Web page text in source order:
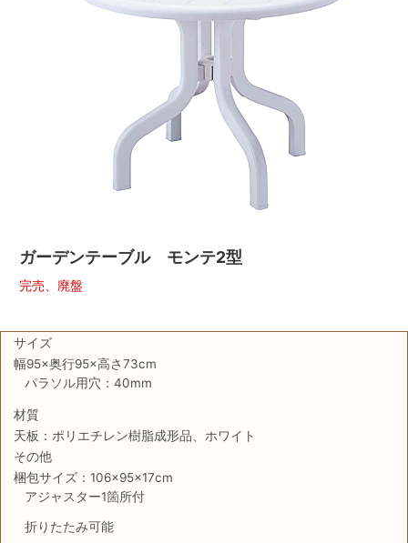
ガーデンテーブル モンテ2型
完売、廃盤
サイズ
幅95×奥行95×高さ73cm
パラソル用穴：40mm
材質
天板：ポリエチレン樹脂成形品、ホワイト
その他
梱包サイズ：106×95×17cm
アジャスター1箇所付
折りたたみ可能